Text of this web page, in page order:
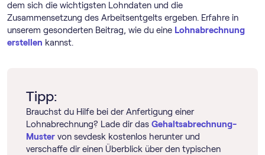
dem sich die wichtigsten Lohndaten und die
Zusammensetzung des Arbeitsentgelts ergeben. Erfahre in
unserem gesonderten Beitrag, wie du eine Lohnabrechnung
erstellen kannst.
Tipp:
Brauchst du Hilfe bei der Anfertigung einer
Lohnabrechnung? Lade dir das Gehaltsabrechnung-
Muster von sevdesk kostenlos herunter und
verschaffe dir einen Überblick über den typischen